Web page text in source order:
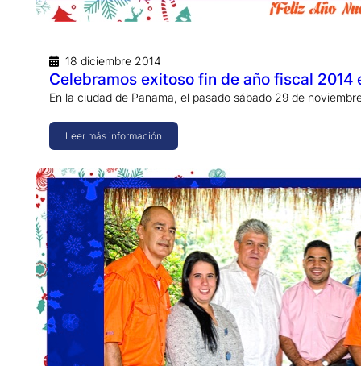
18 diciembre 2014
Celebramos exitoso fin de año fiscal 2014
En la ciudad de Panama, el pasado sábado 29 de
Leer más información